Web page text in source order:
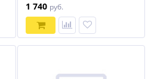
horex, арт. № HZ 18.205.7
1 740 руб.